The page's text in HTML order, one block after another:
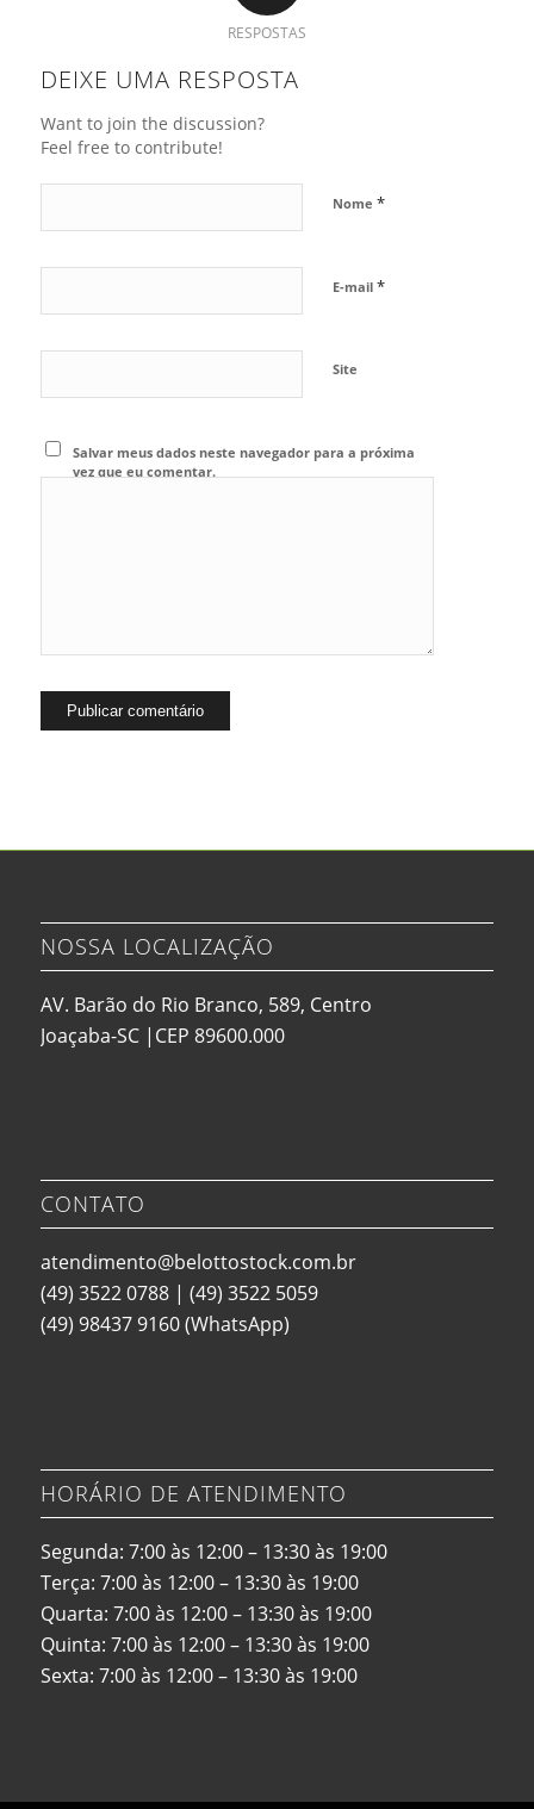
RESPOSTAS
DEIXE UMA RESPOSTA
Want to join the discussion?
Feel free to contribute!
Nome *
E-mail *
Site
Salvar meus dados neste navegador para a próxima
vez que eu comentar.
NOSSA LOCALIZAÇÃO
AV. Barão do Rio Branco, 589, Centro
Joaçaba-SC |CEP 89600.000
CONTATO
atendimento@belottostock.com.br
(49) 3522 0788| (49) 3522 5059
(49) 98437 9160(WhatsApp)
HORÁRIO DE ATENDIMENTO
Segunda: 7:00 às 12:00 – 13:30 às 19:00
Terça: 7:00 às 12:00 – 13:30 às 19:00
Quarta: 7:00 às 12:00 – 13:30 às 19:00
Quinta: 7:00 às 12:00 – 13:30 às 19:00
Sexta: 7:00 às 12:00 – 13:30 às 19:00